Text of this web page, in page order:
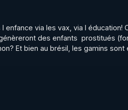
via les vax, via l éducation!
des enfants  prostitués
Et bien au brésil, les gamins